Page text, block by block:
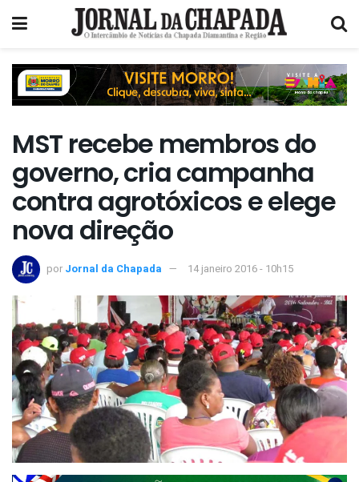
MST recebe membros do
governo, cria campanha
contra agrotóxicos e elege
nova direção
por Jornal da Chapada 14 janeiro 2016 - 10h15